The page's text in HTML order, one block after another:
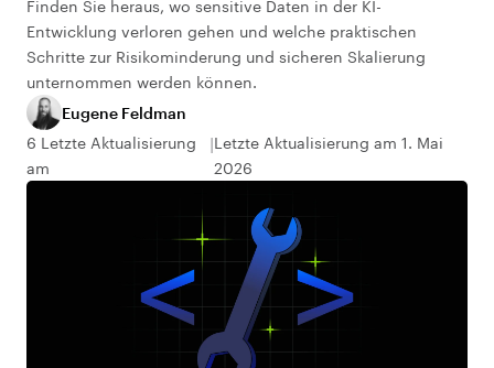
Finden Sie heraus, wo sensitive Daten in der KI-
Entwicklung verloren gehen und welche praktischen
Schritte zur Risikominderung und sicheren Skalierung
unternommen werden können.
Eugene Feldman
6 Letzte Aktualisierung
am
Letzte Aktualisierung am 1. Mai
2026